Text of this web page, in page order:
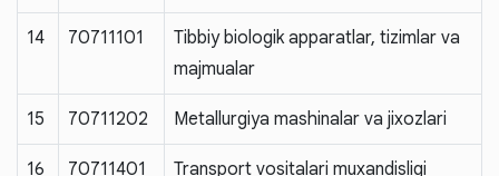
14 70711101
Tibbiy biologik apparatlar, tizimlar va
majmualar
15 70711202 Metallurgiya mashinalar va jixozlari
16 70711401 Transport vositalari muxandisligi